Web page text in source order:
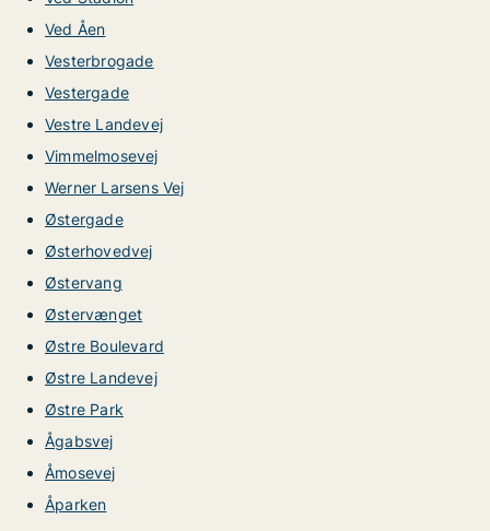
Ved Åen
Vesterbrogade
Vestergade
Vestre Landevej
Vimmelmosevej
Werner Larsens Vej
Østergade
Østerhovedvej
Østervang
Østervænget
Østre Boulevard
Østre Landevej
Østre Park
Ågabsvej
Åmosevej
Åparken